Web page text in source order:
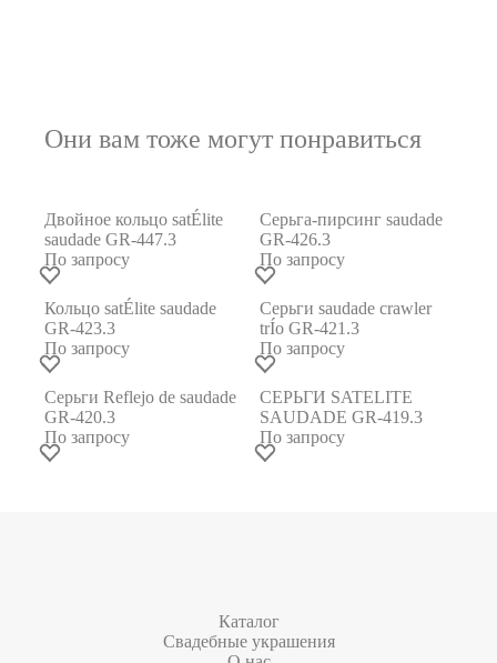
Они вам тоже могут понравиться
Двойное кольцо satÉlite
saudade GR-447.3
По запросу
Серьга-пирсинг saudade
GR-426.3
По запросу
Кольцо satÉlite saudade
GR-423.3
По запросу
Серьги saudade crawler
trÍo GR-421.3
По запросу
Серьги Reflejo de saudade
GR-420.3
По запросу
СЕРЬГИ SATELITE
SAUDADE GR-419.3
По запросу
Каталог
Свадебные украшения